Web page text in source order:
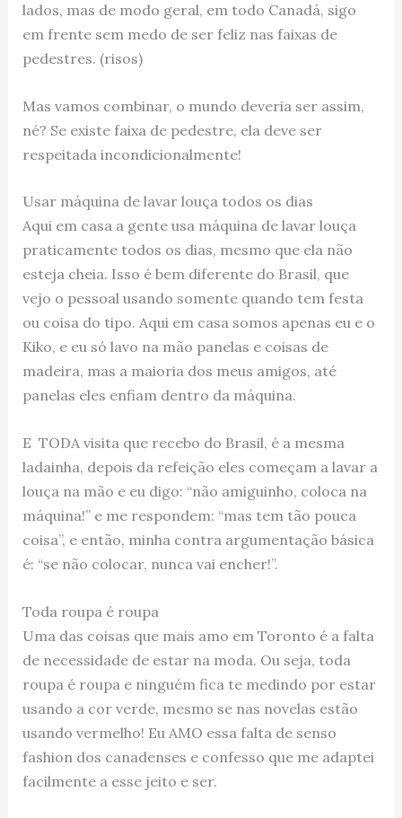
lados, mas de modo geral, em todo Canadá, sigo
em frente sem medo de ser feliz nas faixas de
pedestres. (risos)
Mas vamos combinar, o mundo deveria ser assim,
né? Se existe faixa de pedestre, ela deve ser
respeitada incondicionalmente!
Usar máquina de lavar louça todos os dias
Aqui em casa a gente usa máquina de lavar louça
praticamente todos os dias, mesmo que ela não
esteja cheia. Isso é bem diferente do Brasil, que
vejo o pessoal usando somente quando tem festa
ou coisa do tipo. Aqui em casa somos apenas eu e o
Kiko, e eu só lavo na mão panelas e coisas de
madeira, mas a maioria dos meus amigos, até
panelas eles enfiam dentro da máquina.
E TODA visita que recebo do Brasil, é a mesma
ladainha, depois da refeição eles começam a lavar a
louça na mão e eu digo: “não amiguinho, coloca na
máquina!” e me respondem: “mas tem tão pouca
coisa”, e então, minha contra argumentação básica
é: “se não colocar, nunca vai encher!”.
Toda roupa é roupa
Uma das coisas que mais amo em Toronto é a falta
de necessidade de estar na moda. Ou seja, toda
roupa é roupa e ninguém fica te medindo por estar
usando a cor verde, mesmo se nas novelas estão
usando vermelho! Eu AMO essa falta de senso
fashion dos canadenses e confesso que me adaptei
facilmente a esse jeito e ser.